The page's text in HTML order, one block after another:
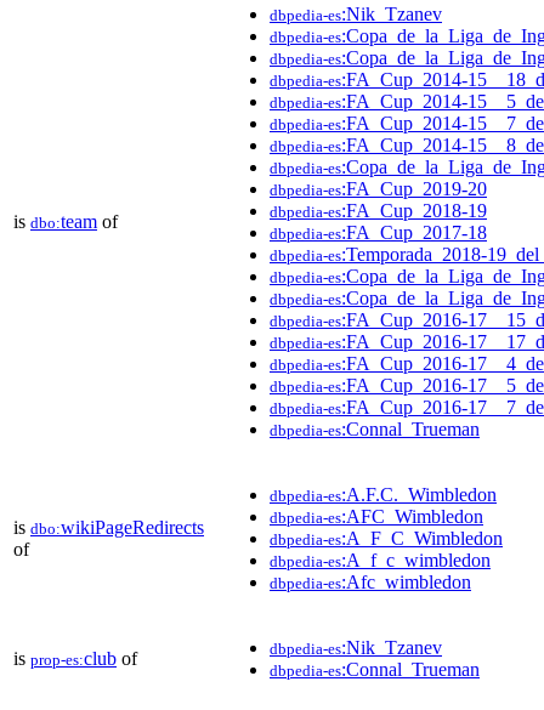
is dbo:team of
dbpedia-es:Nik_Tzanev
dbpedia-es
dbpedia-es
dbpedia-es:FA_Cup_2014-
dbpedia-es:FA_Cup_2014-
dbpedia-es:FA_Cup_2014-
dbpedia-es:FA_Cup_2014-
dbpedia-es
dbpedia-es:FA_Cup_2019-20
dbpedia-es:FA_Cup_2018-19
dbpedia-es:FA_Cup_2017-18
dbpedia-es:Temporada_2018-
dbpedia-es
dbpedia-es
dbpedia-es:FA_Cup_2016-
dbpedia-es:FA_Cup_2016-
dbpedia-es:FA_Cup_2016-
dbpedia-es:FA_Cup_2016-
dbpedia-es:FA_Cup_2016-
dbpedia-es:Connal_Trueman
is dbo:wikiPageRedirects
of
dbpedia-es:A.F.C._Wimbledon
dbpedia-es:AFC_Wimbledon
dbpedia-es:A_F_C_Wimbledon
dbpedia-es:A_f_c_wimbledon
dbpedia-es:Afc_wimbledon
is prop-es:club of dbpedia-es:Nik_Tzanev
dbpedia-es:Connal_Trueman